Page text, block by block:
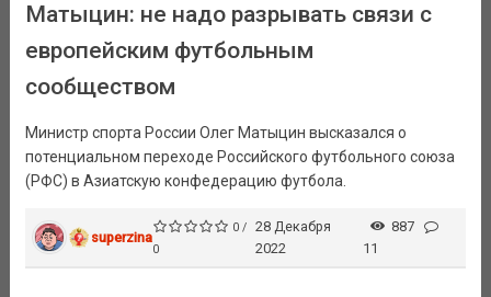
Матыцин: не надо разрывать связи с
европейским футбольным
сообществом
Министр спорта России Олег Матыцин высказался о
потенциальном переходе Российского футбольного союза
(РФС) в Азиатскую конфедерацию футбола.
superzina
0 /
0
28 Декабря
2022
887
11